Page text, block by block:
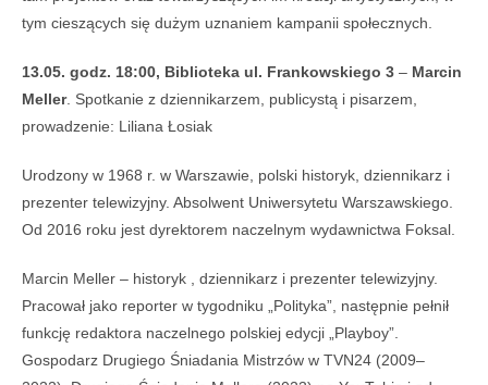
tym cieszących się dużym uznaniem kampanii społecznych.
13.05. godz. 18:00, Biblioteka ul. Frankowskiego 3 – Marcin
Meller. Spotkanie z dziennikarzem, publicystą i pisarzem,
prowadzenie: Liliana Łosiak
Urodzony w 1968 r. w Warszawie, polski historyk, dziennikarz i
prezenter telewizyjny. Absolwent Uniwersytetu Warszawskiego.
Od 2016 roku jest dyrektorem naczelnym wydawnictwa Foksal.
Marcin Meller – historyk , dziennikarz i prezenter telewizyjny.
Pracował jako reporter w tygodniku „Polityka”, następnie pełnił
funkcję redaktora naczelnego polskiej edycji „Playboy”.
Gospodarz Drugiego Śniadania Mistrzów w TVN24 (2009–